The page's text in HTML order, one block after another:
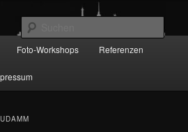
Foto-Workshops Referenzen